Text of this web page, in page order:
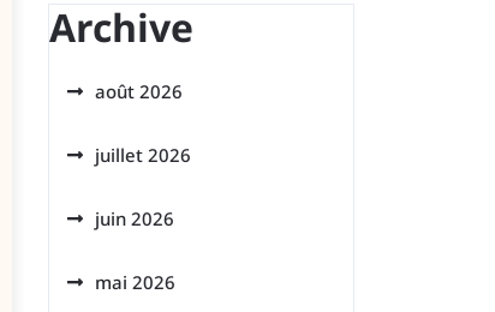
Archive
août 2026
juillet 2026
juin 2026
mai 2026